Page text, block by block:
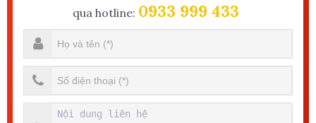
qua hotline: 0933 999 433